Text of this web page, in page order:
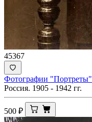
45367
Фотографии "Портреты"
Россия. 1905 - 1942 гг.
500 ₽